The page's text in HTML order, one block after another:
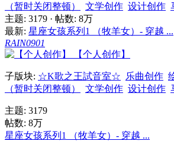
（暂时关闭整顿）
文学创作 设计创作
主题: 3179 · 帖数: 8万
最新: 星座女孩系列1 （牧羊女）- 穿越 ...
RAIN0901
【个人创作】
子版块: ☆K歌之王試音室☆ 乐曲创作
（暂时关闭整顿）
文学创作 设计创作
主题: 3179
帖数: 8万
星座女孩系列1 （牧羊女）- 穿越 ...